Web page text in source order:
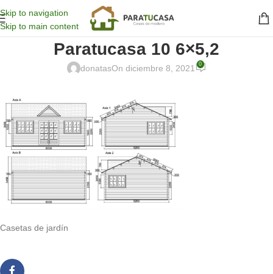
Skip to navigation
Skip to main content
Paratucasa 10 6×5,2
donatasOn diciembre 8, 2021 0
Casetas de jardín